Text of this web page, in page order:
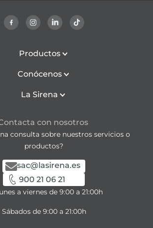
Productos
Conócenos
La Sirena
con nosotros
consulta sobre nuestros servicios o
productos?
sac@lasirena.es
900 21 06 21
a viernes de 9:00 a 21:00h
Sábados de 9:00 a 21:00h